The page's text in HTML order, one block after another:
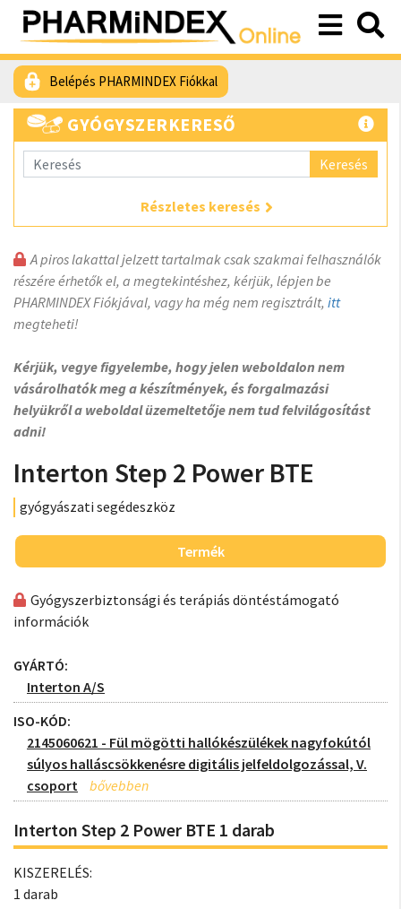
Belépés PHARMINDEX Fiókkal
GYÓGYSZERKERESŐ
Keresés
Részletes keresés
A piros lakattal jelzett tartalmak csak szakmai felhasználók
részére érhetők el, a megtekintéshez, kérjük, lépjen be
PHARMINDEX Fiókjával, vagy ha még nem regisztrált, itt
megteheti!
Kérjük, vegye figyelembe, hogy jelen weboldalon nem
vásárolhatók meg a készítmények, és forgalmazási
helyükről a weboldal üzemeltetője nem tud felvilágosítást
adni!
Interton Step 2 Power BTE
gyógyászati segédeszköz
Termék
Gyógyszerbiztonsági és terápiás döntéstámogató
információk
GYÁRTÓ:
Interton A/S
ISO-KÓD:
2145060621 - Fül mögötti hallókészülékek nagyfokútól
súlyos halláscsökkenésre digitális jelfeldolgozással, V.
csoport
Interton Step 2 Power BTE 1 darab
KISZERELÉS:
1 darab